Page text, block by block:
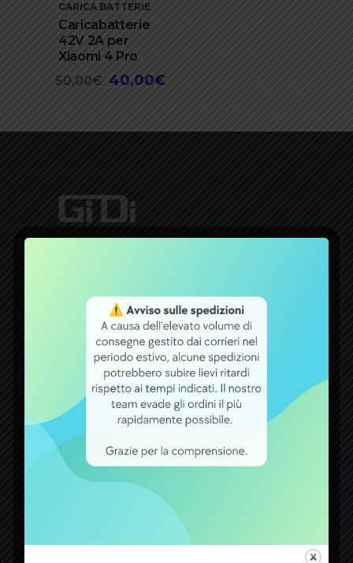
CARICA BATTERIE
Caricabatterie
42V 2A per
Xiaomi 4 Pro
50,00€ Il
era:
40,00€
è:
premia tutti coloro che con fiducia si
rivolgono a noi per qualsiasi esigenza
attinente a batterie, carica batterie,
alimentatori ed accumulatori.
ACCUMULATORI GIDI S.r.l.